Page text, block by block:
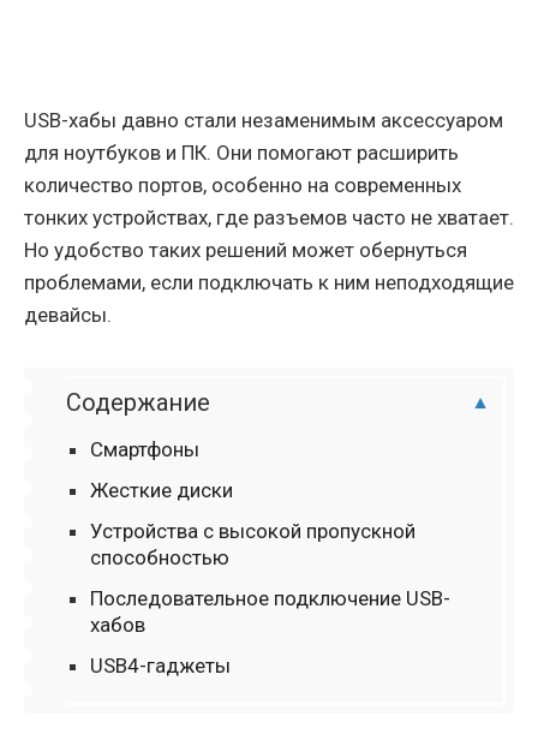
USB-хабы давно стали незаменимым аксессуаром
для ноутбуков и ПК. Они помогают расширить
количество портов, особенно на современных
тонких устройствах, где разъемов часто не хватает.
Но удобство таких решений может обернуться
проблемами, если подключать к ним неподходящие
девайсы.
Содержание
Смартфоны
Жесткие диски
Устройства с высокой пропускной
способностью
Последовательное подключение USB-
хабов
USB4-гаджеты